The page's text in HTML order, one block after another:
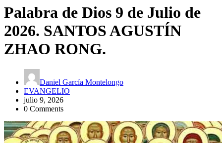
Palabra de Dios 9 de Julio de
2026. SANTOS AGUSTÍN
ZHAO RONG.
Daniel García Montelongo
EVANGELIO
julio 9, 2026
0 Comments